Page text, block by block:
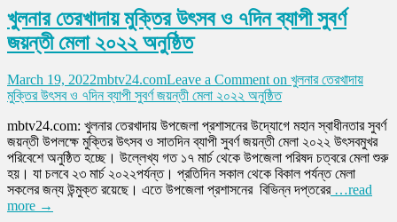
খুলনার তেরখাদায় মুক্তির উৎসব ও ৭দিন ব্যাপী সুবর্ণ
জয়ন্তী মেলা ২০২২ অনুষ্ঠিত
March 19, 2022mbtv24.comLeave a Commenton খুলনার তেরখাদায়
মুক্তির উৎসব ও ৭দিন ব্যাপী সুবর্ণ জয়ন্তী মেলা ২০২২ অনুষ্ঠিত
mbtv24.com: খুলনার তেরখাদায় উপজেলা প্রশাসনের উদ্যোগে মহান স্বাধীনতার সুবর্ণ
জয়ন্তী উপলক্ষে মুক্তির উৎসব ও সাতদিন ব্যাপী সুবর্ণ জয়ন্তী মেলা ২০২২ উৎসবমুখর
পরিবেশে অনুষ্ঠিত হচ্ছে। উল্লেখ্য গত ১৭ মার্চ থেকে উপজেলা পরিষদ চত্বরে মেলা শুরু
হয়। যা চলবে ২৩ মার্চ ২০২২পর্যন্ত। প্রতিদিন সকাল থেকে বিকাল পর্যন্ত মেলা
সকলের জন্য উন্মুক্ত রয়েছে। এতে উপজেলা প্রশাসনের বিভিন্ন দপ্তরের…read
more →